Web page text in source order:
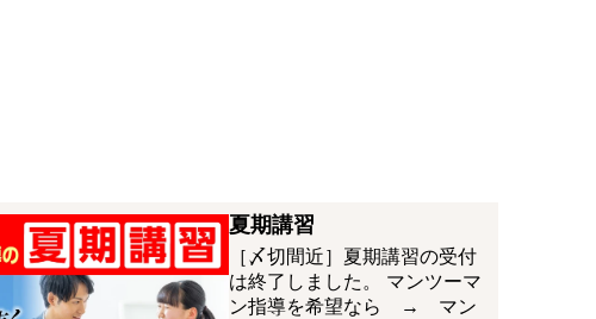
夏期講習
［〆切間近］夏期講習の受付
は終了しました。 マンツーマ
ン指導を希望なら → マン